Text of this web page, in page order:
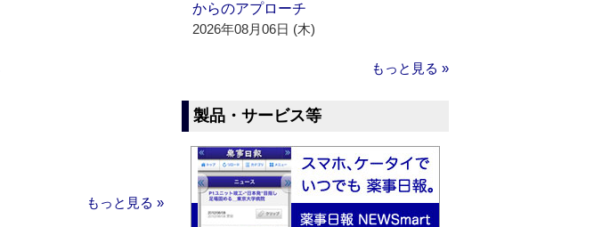
もっと見る »
からのアプローチ
2026年08月06日 (木)
もっと見る »
製品・サービス等